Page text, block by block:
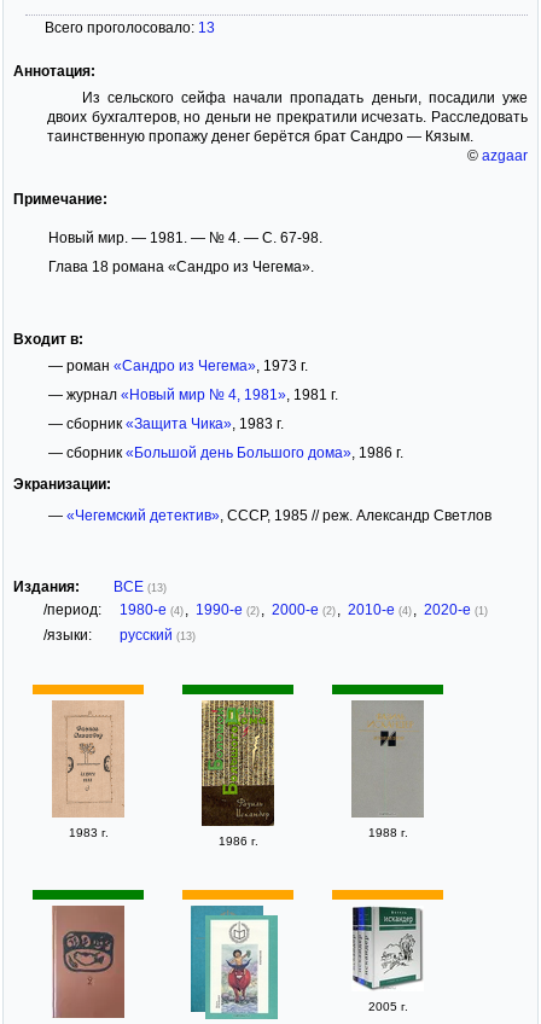
Всего проголосовало: 13
Аннотация:
Из сельского сейфа начали пропадать деньги, посадили уже
двоих бухгалтеров, но деньги не прекратили исчезать. Расследовать
таинственную пропажу денег берётся брат Сандро — Кязым.
© azgaar
Примечание:
Новый мир. — 1981. — № 4. — С. 67-98.
Глава 18 романа «Сандро из Чегема».
Входит в:
— роман «Сандро из Чегема», 1973 г.
— журнал «Новый мир № 4, 1981», 1981 г.
— сборник «Защита Чика», 1983 г.
— сборник «Большой день Большого дома», 1986 г.
Экранизации:
— «Чегемский детектив», СССР, 1985 // реж. Александр Светлов
Издания: ВСЕ (13)
/период: 1980-е (4) 1990-е (2) 2000-е (2) 2010-е (4) 2020-е (1)
/языки: русский (13)
1983 г.
1986 г.
1988 г.
2005 г.